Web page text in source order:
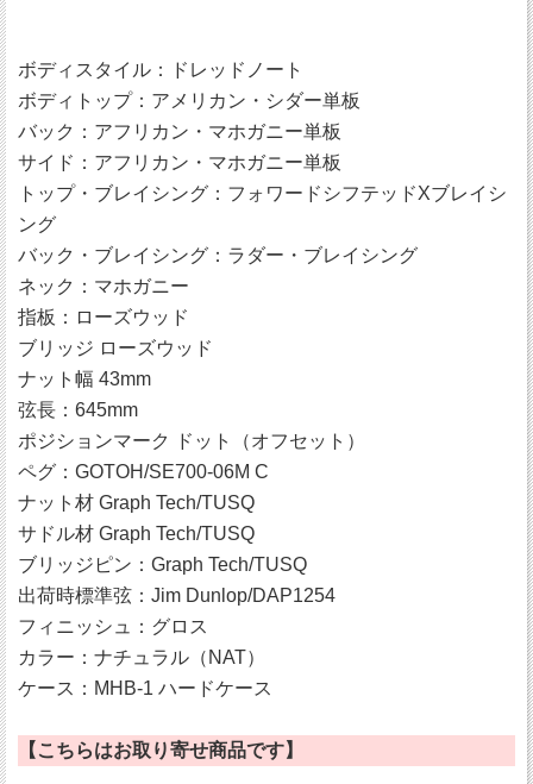
ボディスタイル：ドレッドノート
ボディトップ：アメリカン・シダー単板
バック：アフリカン・マホガニー単板
サイド：アフリカン・マホガニー単板
トップ・ブレイシング：フォワードシフテッドXブレイシ
ング
バック・ブレイシング：ラダー・ブレイシング
ネック：マホガニー
指板：ローズウッド
ブリッジ ローズウッド
ナット幅 43mm
弦長：645mm
ポジションマーク ドット（オフセット）
ペグ：GOTOH/SE700-06M C
ナット材 Graph Tech/TUSQ
サドル材 Graph Tech/TUSQ
ブリッジピン：Graph Tech/TUSQ
出荷時標準弦：Jim Dunlop/DAP1254
フィニッシュ：グロス
カラー：ナチュラル（NAT）
ケース：MHB-1 ハードケース
【こちらはお取り寄せ商品です】